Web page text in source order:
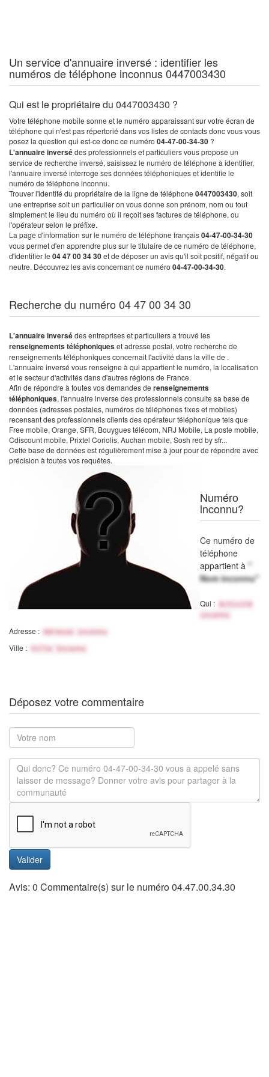
Un service d'annuaire inversé : identifier les
numéros de téléphone inconnus 0447003430
Qui est le propriétaire du 0447003430 ?
Votre téléphone mobile sonne et le numéro apparaissant sur votre écran de
téléphone qui n'est pas répertorié dans vos listes de contacts donc vous vous
posez la question qui est-ce donc ce numéro 04-47-00-34-30 ?
L'annuaire inversédes professionnels et particuliers vous propose un
service de recherche inversé, saisissez le numéro de téléphone à identifier,
l'annuaire inversé interroge ses données téléphoniques et identifie le
numéro de téléphone inconnu.
Trouver l'identité du propriétaire de la ligne de téléphone 0447003430, soit
une entreprise soit un particulier on vous donne son prénom, nom ou tout
simplement le lieu du numéro où il reçoit ses factures de téléphone, ou
l'opérateur selon le préfixe.
La page d'information sur le numéro de téléphone français04-47-00-34-30
vous permet d'en apprendre plus sur le titulaire de ce numéro de téléphone,
d'identifier le 04 47 00 34 30et de déposer un avis qu'il soit positif, négatif ou
neutre. Découvrez les avis concernant ce numéro 04-47-00-34-30.
Recherche du numéro 04 47 00 34 30
L'annuaire inversédes entreprises et particuliers a trouvé les
renseignements téléphoniqueset adresse postal, votre recherche de
renseignements téléphoniques concernait l'activité dans la ville de .
L'annuaire inversé vous renseigne à qui appartient le numéro, la localisation
et le secteur d'activités dans d'autres régions de France.
Afin de répondre à toutes vos demandes de renseignements
téléphoniques, l'annuaire inverse des professionnels consulte sa base de
données (adresses postales, numéros de téléphones fixes et mobiles)
recensant des professionnels clients des opérateur téléphonique tels que
Free mobile, Orange, SFR, Bouygues télécom, NRJ Mobile, La poste mobile,
Cdiscount mobile, Prixtel Coriolis, Auchan mobile, Sosh red by sfr...
Cette base de données est régulièrement mise à jour pour de répondre avec
précision à toutes vos requêtes.
Numéro
inconnu?
Ce numéro de
téléphone
appartient à "
Nom inconnu"
Qui :
Activité
inconnu
Adresse : Adresse inconnu
Ville : Ville Inconnu
Déposez votre commentaire
Valider
Avis: 0 Commentaire(s) sur le numéro 04.47.00.34.30